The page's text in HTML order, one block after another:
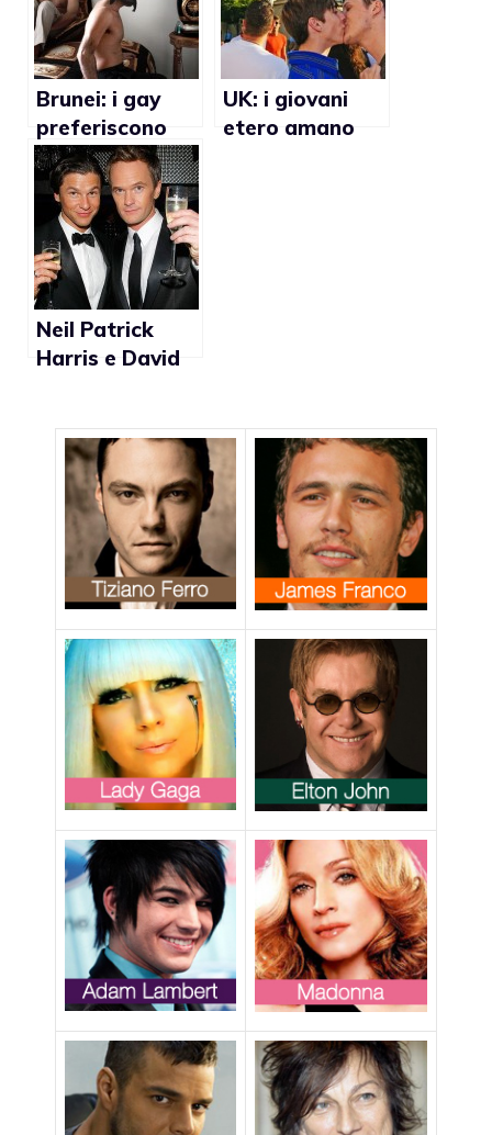
Brunei: i gay
preferiscono
fare sesso con
gli uomini
sposati
UK: i giovani
etero amano
Neil Patrick
Harris e David